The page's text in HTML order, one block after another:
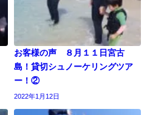
お客様の声 ８月１１日宮古
島！貸切シュノーケリングツア
ー！②
2022年1月12日